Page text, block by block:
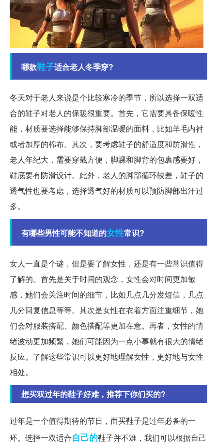
哪款鞋子适合老人冬季穿?
冬天对于老人来说是个比较寒冷的季节，所以选择一双适
合的鞋子对老人的保暖很重要。首先，它需要具备保暖性
能，材质要选择能够保持脚部温暖的面料，比如羊毛内衬
或者加厚的棉布。其次，要考虑鞋子的舒适度和防滑性，
老人年纪大，需要穿戴方便，脚踝和脚背的包裹感要好，
鞋底要有防滑设计。此外，老人的脚部循环较差，鞋子的
透气性也要考虑，选择透气好的材质可以预防脚部出汗过
多。
有哪些男性可能不知道的女性常识?
女人一直是个谜，但是要了解女性，还是有一些常识值得
了解的。首先是关于时间的观念，女性会对时间更加敏
感，她们会关注时间的细节，比如几点几分发短信，几点
几分回复信息等等。其次是女性在衣着方面注重细节，她
们会对服装搭配、颜色搭配等更加在意。再者，女性的情
绪波动更加频繁，她们可能因为一点小事就有很大的情绪
反应。了解这些常识可以更好地理解女性，更好地与女性
相处。
想买双过年的鞋子好难，推荐下你们买的?
过年是一个值得期待的节日，而买鞋子是过年必备的一
环。选择一双适合自己的鞋子并不难，我们可以根据自己